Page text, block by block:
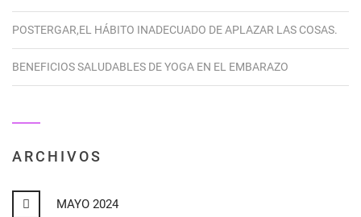
POSTERGAR,EL HÁBITO INADECUADO DE APLAZAR LAS COSAS.
BENEFICIOS SALUDABLES DE YOGA EN EL EMBARAZO
ARCHIVOS
MAYO 2024